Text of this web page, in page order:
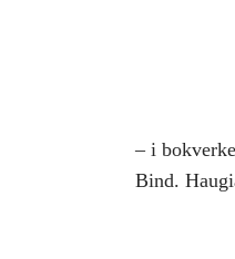
– i
Bind.